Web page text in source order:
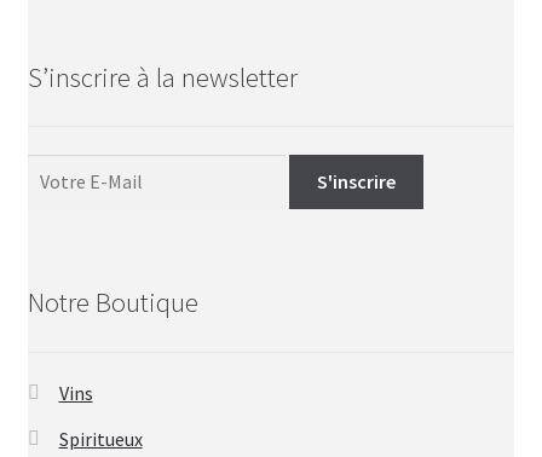
S’inscrire à la newsletter
Notre Boutique
Vins
Spiritueux